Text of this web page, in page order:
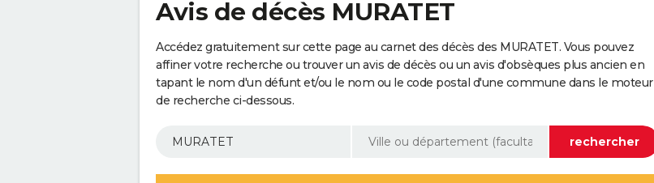
Avis de décès MURATET
Accédez gratuitement sur cette page au carnet des décès des MURATET. Vous pouvez
affiner votre recherche ou trouver un avis de décès ou un avis d'obsèques plus ancien en
tapant le nom d'un défunt et/ou le nom ou le code postal d'une commune dans le moteur
de recherche ci-dessous.